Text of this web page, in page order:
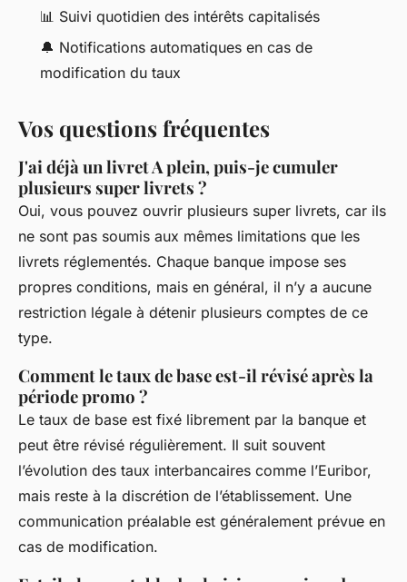
📊 Suivi quotidien des intérêts capitalisés
🔔 Notifications automatiques en cas de
modification du taux
Vos questions fréquentes
J'ai déjà un livret A plein, puis-je cumuler
plusieurs super livrets ?
Oui, vous pouvez ouvrir plusieurs super livrets, car ils
ne sont pas soumis aux mêmes limitations que les
livrets réglementés. Chaque banque impose ses
propres conditions, mais en général, il n’y a aucune
restriction légale à détenir plusieurs comptes de ce
type.
Comment le taux de base est-il révisé après la
période promo ?
Le taux de base est fixé librement par la banque et
peut être révisé régulièrement. Il suit souvent
l’évolution des taux interbancaires comme l’Euribor,
mais reste à la discrétion de l’établissement. Une
communication préalable est généralement prévue en
cas de modification.